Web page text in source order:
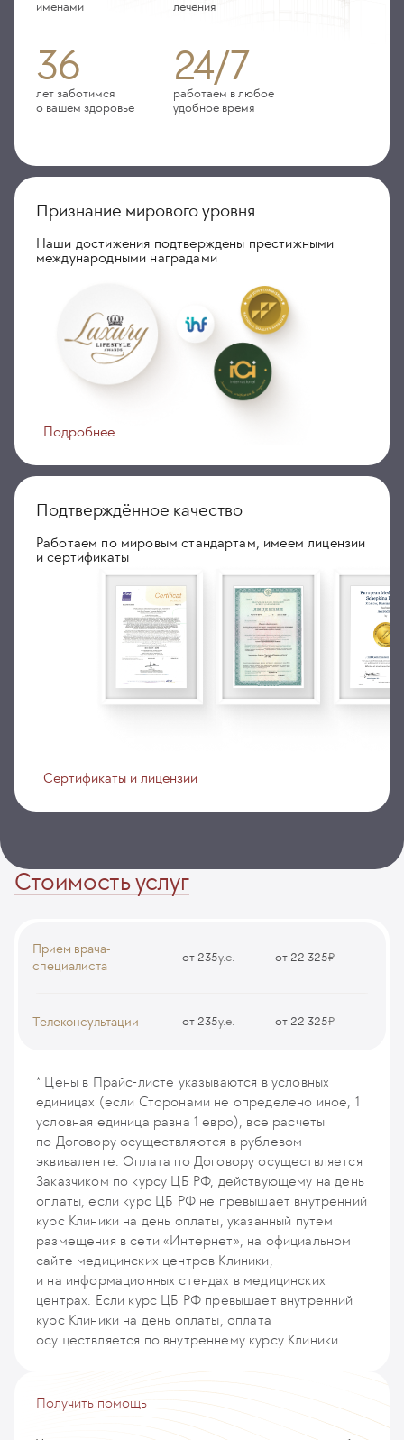
именами
лечения
36
лет заботимся
о вашем здоровье
24/7
работаем в любое
удобное время
Признание мирового уровня
Наши достижения подтверждены престижными
международными наградами
Подробнее
Подтверждённое качество
Работаем по мировым стандартам, имеем лицензии
и сертификаты
Сертификаты и лицензии
Стоимость услуг
Прием врача-
специалиста
от 235у.е. от 22 325₽
повторный)
CS16
Прием (осмотр, консультация) врача-колопроктолога
(первичный, повторный)
Телеконсультации от 235у.е. от 22 325₽
RCS3
* Цены в Прайс-листе указываются в условных
единицах (если Сторонами не определено иное, 1
условная единица равна 1 евро), все расчеты
по Договору осуществляются в рублевом
эквиваленте. Оплата по Договору осуществляется
Заказчиком по курсу ЦБ РФ, действующему на день
оплаты, если курс ЦБ РФ не превышает внутренний
курс Клиники на день оплаты, указанный путем
размещения в сети «Интернет», на официальном
сайте медицинских центров Клиники,
и на информационных стендах в медицинских
центрах. Если курс ЦБ РФ превышает внутренний
курс Клиники на день оплаты, оплата
осуществляется по внутреннему курсу Клиники.
Получить помощь